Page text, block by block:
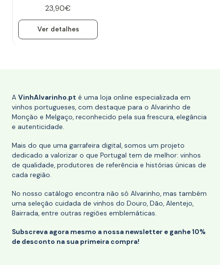
23,90€
Ver detalhes
A VinhAlvarinho.pt é uma loja online especializada em
vinhos portugueses, com destaque para o Alvarinho de
Monção e Melgaço, reconhecido pela sua frescura, elegância
e autenticidade.
Mais do que uma garrafeira digital, somos um projeto
dedicado a valorizar o que Portugal tem de melhor: vinhos
de qualidade, produtores de referência e histórias únicas de
cada região.
No nosso catálogo encontra não só Alvarinho, mas também
uma seleção cuidada de vinhos do Douro, Dão, Alentejo,
Bairrada, entre outras regiões emblemáticas.
Subscreva agora mesmo a nossa newsletter e ganhe 10%
de desconto na sua primeira compra!